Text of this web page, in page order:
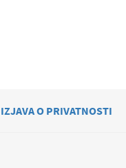
IZJAVA O PRIVATNOSTI